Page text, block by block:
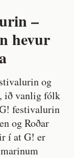
–
hevur
og
ið vanlig fólk
festivalurin
og Roðar
í at G! er